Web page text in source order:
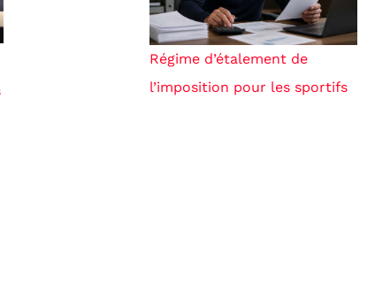
Régime d’étalement de
l’imposition pour les sportifs